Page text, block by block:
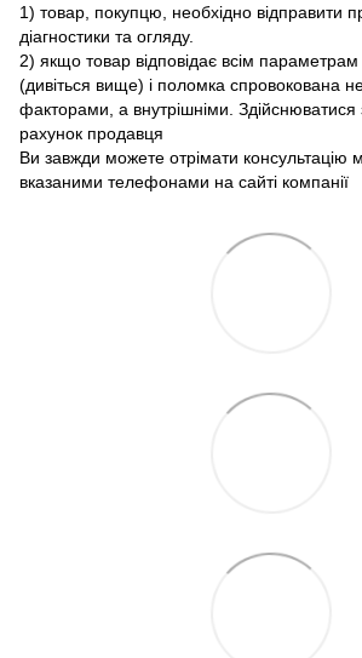
1) товар, покупцю, необхідно відправити
діагностики та огляду.
2) якщо товар відповідає всім параметрам
(дивіться вище) і поломка спровокована
факторами, а внутрішніми. Здійснюватися
рахунок продавця
Ви завжди можете отрімати консультацію
вказаними телефонами на сайті компанії